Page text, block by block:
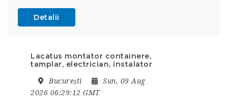
Detalii
Lacatus montator containere,
tamplar, electrician, instalator
București
Sun, 09 Aug
2026 06:29:12 GMT